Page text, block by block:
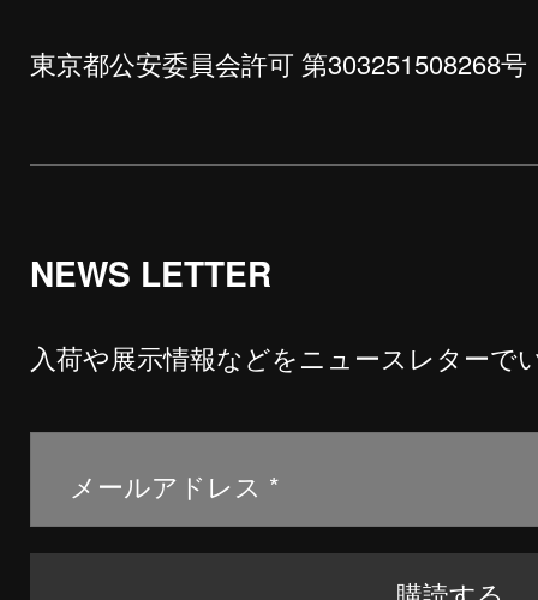
東京都公安委員会許可 第303251508268号
NEWS LETTER
入荷や展示情報などをニュースレターで